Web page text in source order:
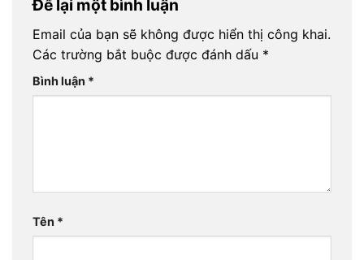
Để lại một bình luận
Email của bạn sẽ không được hiển thị công khai.
Các trường bắt buộc được đánh dấu *
Bình luận *
Tên *